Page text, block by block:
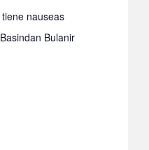
tiene nauseas
Bulanir